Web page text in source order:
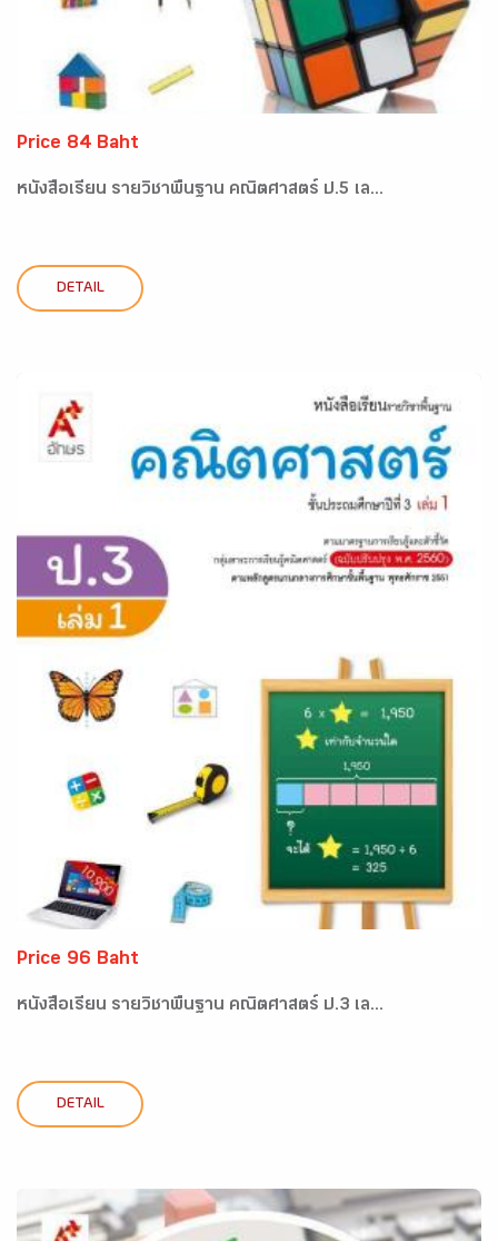
Price 84 Baht
หนังสือเรียน รายวิชาพื้นฐาน คณิตศาสตร์ ป.5 เล...
DETAIL
Price 96 Baht
หนังสือเรียน รายวิชาพื้นฐาน คณิตศาสตร์ ป.3 เล...
DETAIL